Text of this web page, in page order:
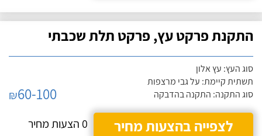
התקנת פרקט עץ, פרקט תלת שכבתי
סוג העץ: עץ אלון
תשתית קיימת: על גבי מרצפות
סוג התקנה: התקנה בהדבקה
₪60-100
לצפייה בהצעות מחיר
0 הצעות מחיר